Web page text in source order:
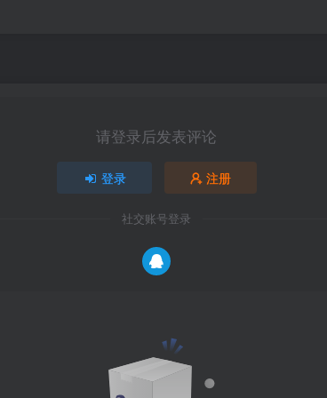
请登录后发表评论
登录 注册
社交账号登录